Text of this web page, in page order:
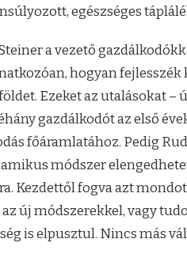
egészséges
a vezető
hogyan
Ezeket az utalásokat
gazdálkodót az első
főáramlatához. Pedig
módszer
Kezdettől fogva azt
új módszerekkel, vagy
is elpusztul. Nincs más